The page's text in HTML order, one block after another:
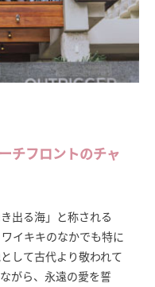
チフロントのチャ
出る海」と称される
イキキのなかでも特に
して古代より敬われて
がら、永遠の愛を誓